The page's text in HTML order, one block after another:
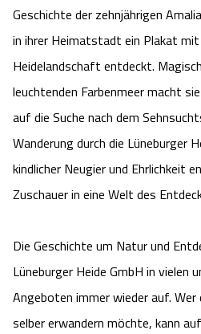
Geschichte der zehnjährigen
in ihrer Heimatstadt ein Plakat mit
Heidelandschaft entdeckt.
leuchtenden Farbenmeer macht
auf die Suche nach dem
Wanderung durch die Lüneburger
kindlicher Neugier und Ehrlichkeit
Zuschauer in eine Welt des
Die Geschichte um Natur und
Lüneburger Heide GmbH in vielen
Angeboten immer wieder auf. Wer
selber erwandern möchte, kann